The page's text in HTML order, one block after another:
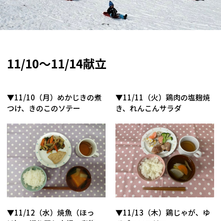
11/10～11/14献立
▼11/10（月）めかじきの煮
つけ、きのこのソテー
▼11/11（火）鶏肉の塩麹焼
き、れんこんサラダ
▼11/12（水）焼魚（ほっ
▼11/13（木）鶏じゃが、ゆ